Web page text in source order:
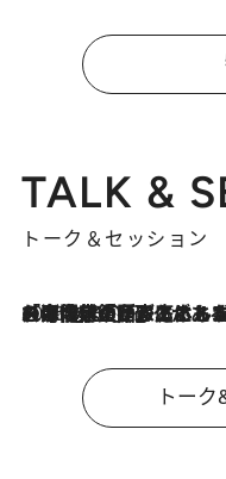
TALK &
トーク＆セッション
2026.8.3
「今後値上げがあるとすれば…」「リスクがあるのは今年の冬」エネルギー専門家が語る、ホルムズ海峡封鎖が家庭にもたらす“ある心配”
トー